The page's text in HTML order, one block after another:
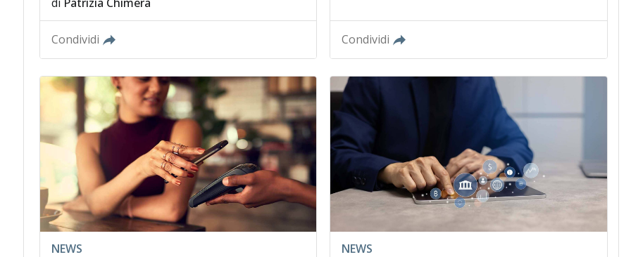
Condividi Condividi
NEWS NEWS